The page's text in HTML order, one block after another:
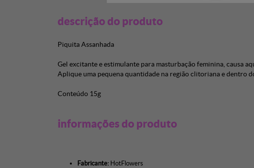
descrição do produto
Piquita Assanhada
Gel excitante e estimulante para masturbação feminina, causa
Aplique uma pequena quantidade na região clitoriana e dentro
Conteúdo 15g
informações do produto
Fabricante: HotFlowers